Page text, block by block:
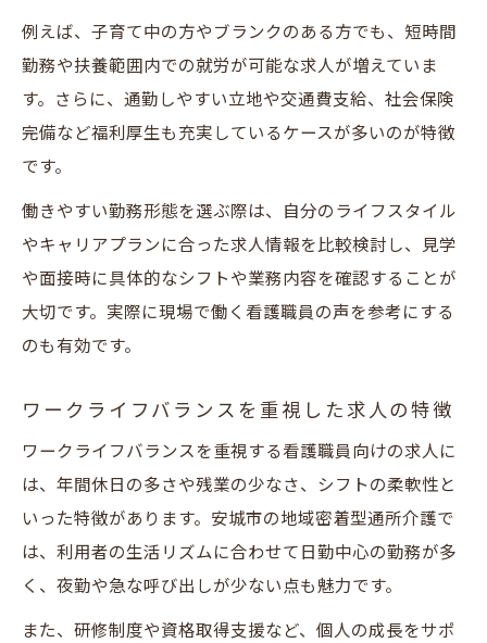
例えば、子育て中の方やブランクのある方でも、短時間
勤務や扶養範囲内での就労が可能な求人が増えていま
す。さらに、通勤しやすい立地や交通費支給、社会保険
完備など福利厚生も充実しているケースが多いのが特徴
です。
働きやすい勤務形態を選ぶ際は、自分のライフスタイル
やキャリアプランに合った求人情報を比較検討し、見学
や面接時に具体的なシフトや業務内容を確認することが
大切です。実際に現場で働く看護職員の声を参考にする
のも有効です。
ワークライフバランスを重視した求人の特徴
ワークライフバランスを重視する看護職員向けの求人に
は、年間休日の多さや残業の少なさ、シフトの柔軟性と
いった特徴があります。安城市の地域密着型通所介護で
は、利用者の生活リズムに合わせて日勤中心の勤務が多
く、夜勤や急な呼び出しが少ない点も魅力です。
また、研修制度や資格取得支援など、個人の成長をサポ